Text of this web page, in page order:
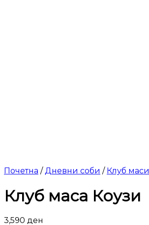
Почетна / Дневни соби / Клуб маси
Клуб маса Коузи
3,590 ден